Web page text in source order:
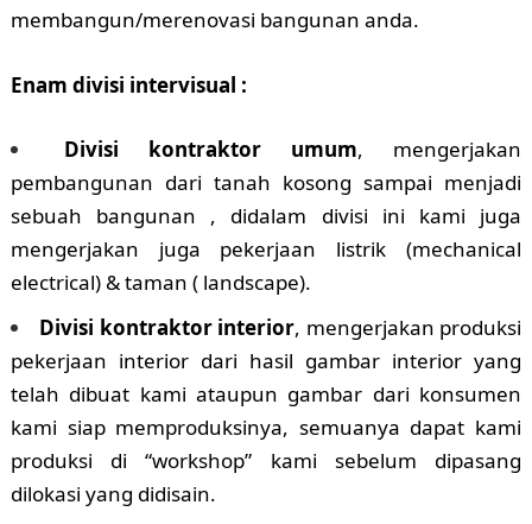
membangun/merenovasi bangunan anda.
Enam divisi intervisual :
Divisi kontraktor umum, mengerjakan
pembangunan dari tanah kosong sampai menjadi
sebuah bangunan , didalam divisi ini kami juga
mengerjakan juga pekerjaan listrik (mechanical
electrical) & taman ( landscape).
Divisi kontraktor interior, mengerjakan produksi
pekerjaan interior dari hasil gambar interior yang
telah dibuat kami ataupun gambar dari konsumen
kami siap memproduksinya, semuanya dapat kami
produksi di “workshop” kami sebelum dipasang
dilokasi yang didisain.